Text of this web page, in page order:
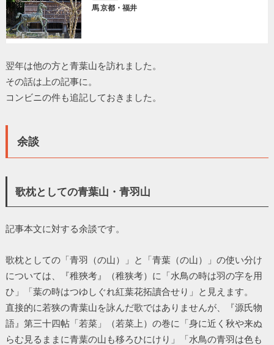
馬 京都・福井
翌年は他の方と青葉山を訪れました。
その話は上の記事に。
コンビニの件も追記しておきました。
余談
歌枕としての青葉山・青羽山
記事本文に対する余談です。
歌枕としての「青羽（の山）」と「青葉（の山）」の使い分け
については、『稚狹考』（稚狭考）に「水鳥の時は羽の字を用
ひ」「葉の時はつゆしぐれ紅葉花拓讀合せり」と見えます。
直接的に若狭の青葉山を詠んだ歌ではありませんが、『源氏物
語』第三十四帖「若菜」（若菜上）の巻に「身に近く秋や来ぬ
らむ見るままに青葉の山も移ろひにけり」「水鳥の青羽は色も